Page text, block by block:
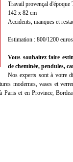
Travail provençal
142 x 82 cm
Accidents, manques et
Estimation : 800/1200 euros
Vous souhaitez faire
de cheminée, pendules,
Nos experts sont à votre
modernes, vases et
Paris et en Province,